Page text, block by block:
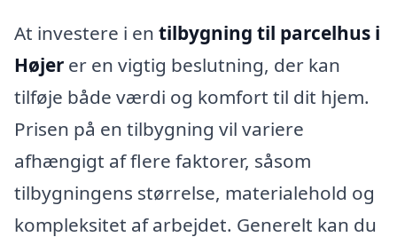
At investere i en tilbygning til parcelhus i
Højer er en vigtig beslutning, der kan
tilføje både værdi og komfort til dit hjem.
Prisen på en tilbygning vil variere
afhængigt af flere faktorer, såsom
tilbygningens størrelse, materialehold og
kompleksitet af arbejdet. Generelt kan du